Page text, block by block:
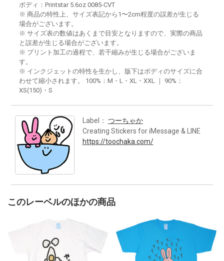
ボディ：Printstar 5.6oz 0085-CVT
※ 商品の特性上、サイズ表記から1〜2cm程度の誤差が生じる
場合がございます。
※ サイズ表の数値はあくまで目安となりますので、実際の商品
と誤差が生じる場合がございます。
※ プリント加工の過程で、若干縮みが生じる場合がございま
す。
※ インクジェットの特性を生かし、版下はボディのサイズに合
わせて縮小されます。 100%：M・L・XL・XXL ｜ 90%：
XS(150)・S
Label： つーちゃか
Creating Stickers for iMessage & LINE
https://toochaka.com/
このレーベルのほかの商品